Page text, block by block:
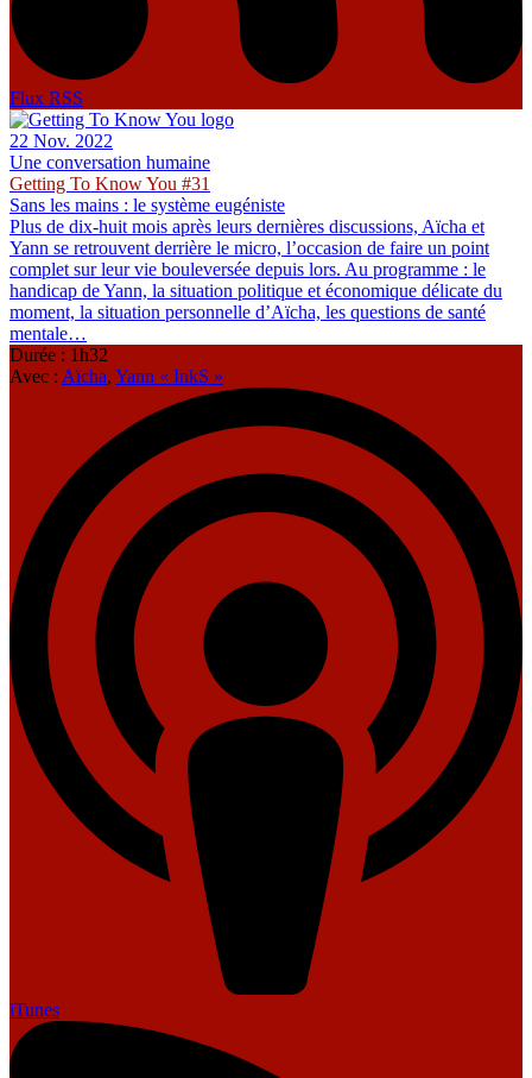
Flux RSS
22 Nov. 2022
Une conversation humaine
Getting To Know You #31
Sans les mains : le système eugéniste
Plus de dix-huit mois après leurs dernières discussions, Aïcha et
Yann se retrouvent derrière le micro, l’occasion de faire un point
complet sur leur vie bouleversée depuis lors. Au programme : le
handicap de Yann, la situation politique et économique délicate du
moment, la situation personnelle d’Aïcha, les questions de santé
mentale…
Durée : 1h32
Avec : Aïcha, Yann « InkS »
iTunes